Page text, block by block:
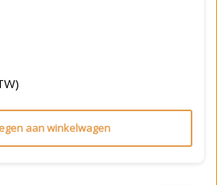
aan winkelwagen